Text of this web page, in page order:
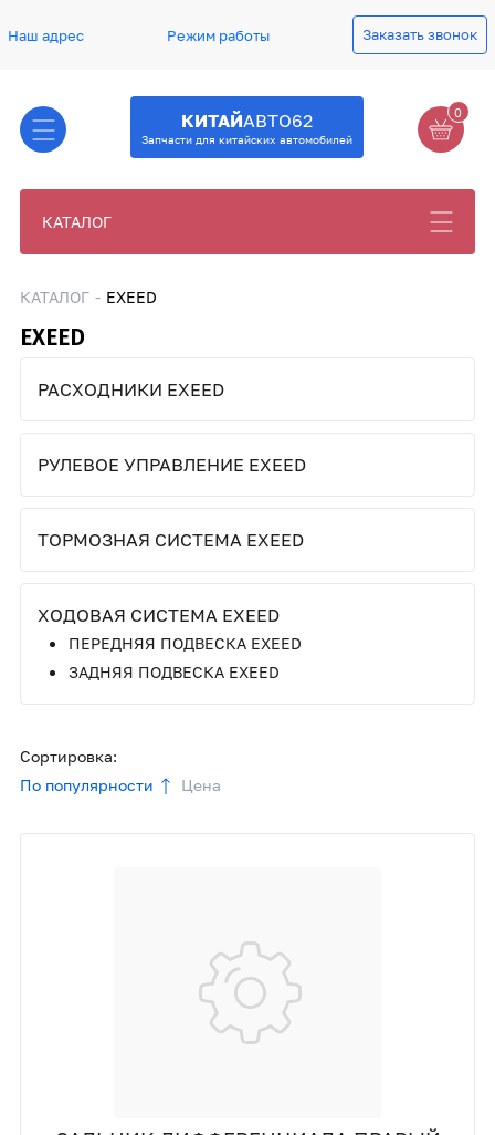
Наш адрес Режим работы Заказать звонок
КИТАЙАВТО62
Запчасти для китайских автомобилей
0
КАТАЛОГ
КАТАЛОГ EXEED
EXEED
РАСХОДНИКИ EXEED
РУЛЕВОЕ УПРАВЛЕНИЕ EXEED
ТОРМОЗНАЯ СИСТЕМА EXEED
ХОДОВАЯ СИСТЕМА EXEED
ПЕРЕДНЯЯ ПОДВЕСКА EXEED
ЗАДНЯЯ ПОДВЕСКА EXEED
Сортировка:
По популярности
Цена